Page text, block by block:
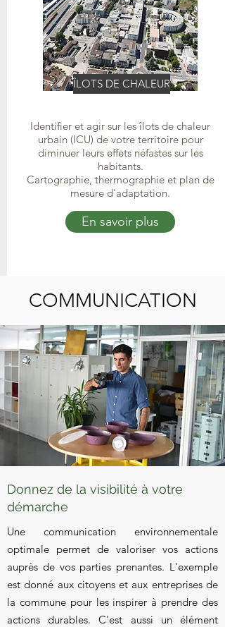
ÎLOTS DE CHALEUR
Identifier et agir sur les îlots de chaleur
urbain (ICU) de votre territoire pour
diminuer leurs effets néfastes sur les
habitants.
Cartographie, thermographie et plan de
mesure d'adaptation.
En savoir plus
COMMUNICATION
Donnez de la visibilité à votre
démarche
Une communication environnementale
optimale permet de valoriser vos actions
auprès de vos parties prenantes. L'exemple
est donné aux citoyens et aux entreprises de
la commune pour les inspirer à prendre des
actions durables. C'est aussi un élément